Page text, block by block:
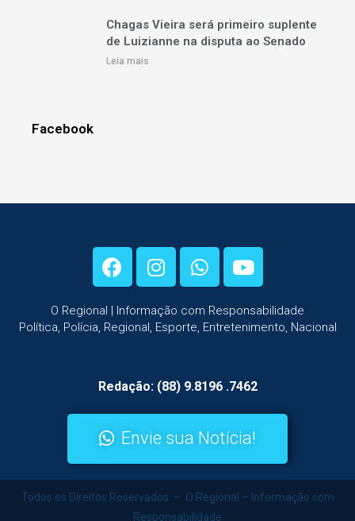
Chagas Vieira será primeiro suplente
de Luizianne na disputa ao Senado
Leia mais
Facebook
O Regional | Informação com Responsabilidade
Política, Polícia, Regional, Esporte, Entretenimento, Nacional
Redação: (88) 9.8196 .7462
Envie sua Notícia!
Todos os Direitos Reservados – O Regional – Informação com
Responsabilidade